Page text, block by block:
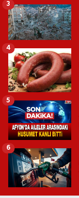
3
4
5
6